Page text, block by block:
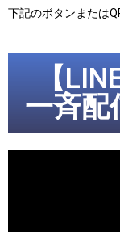
下記のボタンまたは
【
一斉配